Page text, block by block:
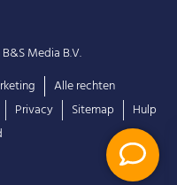
Media B.V.
Alle rechten
Privacy Sitemap
Hulp